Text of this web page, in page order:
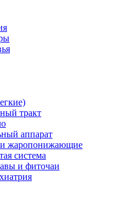
тракт
аппарат
жаропонижающие
система
и фиточаи